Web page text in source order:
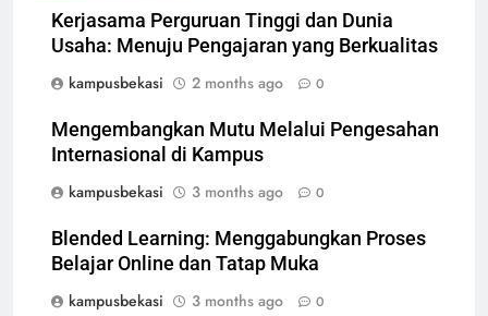
Kerjasama Perguruan Tinggi dan Dunia
Usaha: Menuju Pengajaran yang Berkualitas
kampusbekasi
2 months ago 0
Mengembangkan Mutu Melalui Pengesahan
Internasional di Kampus
kampusbekasi
3 months ago 0
Blended Learning: Menggabungkan Proses
Belajar Online dan Tatap Muka
kampusbekasi
3 months ago 0